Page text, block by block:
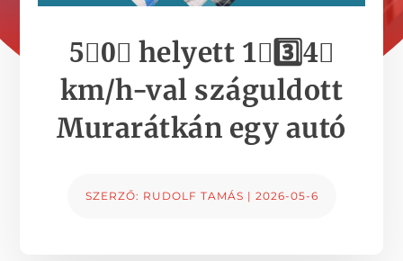
5⃣0⃣ helyett 1⃣3️⃣4⃣
km/h-val száguldott
Murarátkán egy autó
SZERZŐ: RUDOLF TAMÁS | 2026-05-6